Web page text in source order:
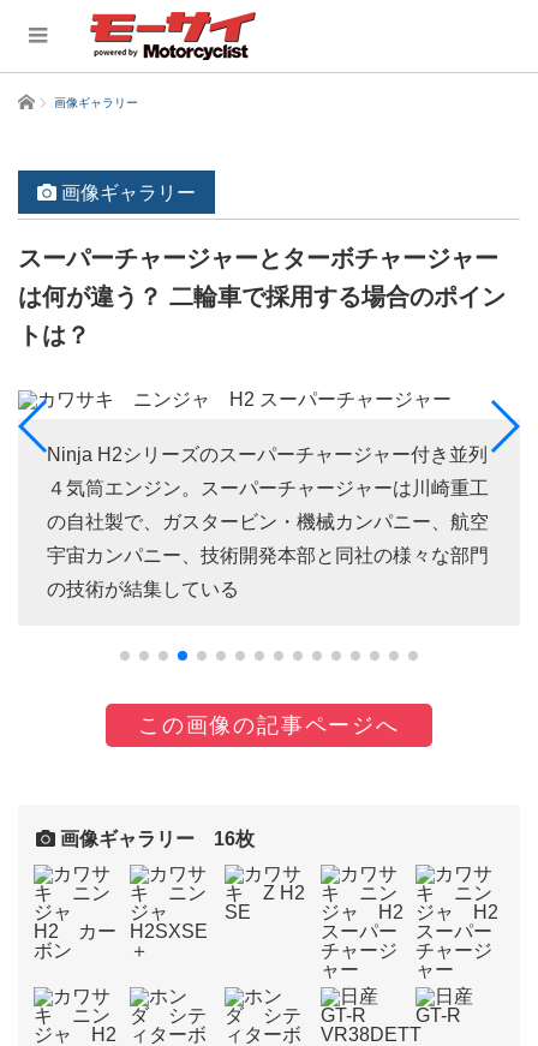
ホーム 画像ギャラリー
画像ギャラリー
スーパーチャージャーとターボチャージャー
は何が違う？ 二輪車で採用する場合のポイン
トは？
Ninja H2シリーズのスーパーチャージャー付き並列
４気筒エンジン。スーパーチャージャーは川崎重工
の自社製で、ガスタービン・機械カンパニー、航空
宇宙カンパニー、技術開発本部と同社の様々な部門
の技術が結集している
この画像の記事ページへ
画像ギャラリー 16枚